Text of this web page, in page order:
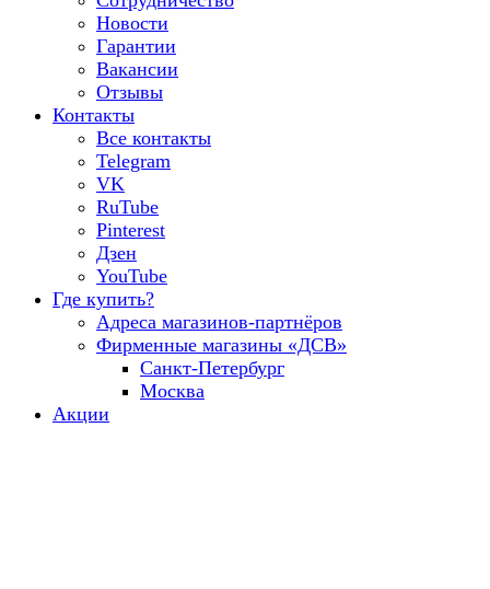
Новости
Гарантии
Вакансии
Отзывы
Контакты
Все контакты
Telegram
VK
RuTube
Pinterest
Дзен
YouTube
Где купить?
Адреса магазинов-партнёров
Фирменные магазины «ДСВ»
Санкт-Петербург
Москва
Акции